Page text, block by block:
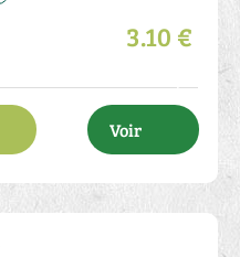
3.10 €
Voir